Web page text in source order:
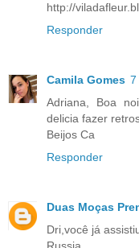
http://
Responder
Camila Gomes 7
Adriana, Boa
delicia fazer
Beijos Ca
Responder
Duas Moças
Dri,você já